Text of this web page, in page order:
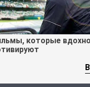
которые